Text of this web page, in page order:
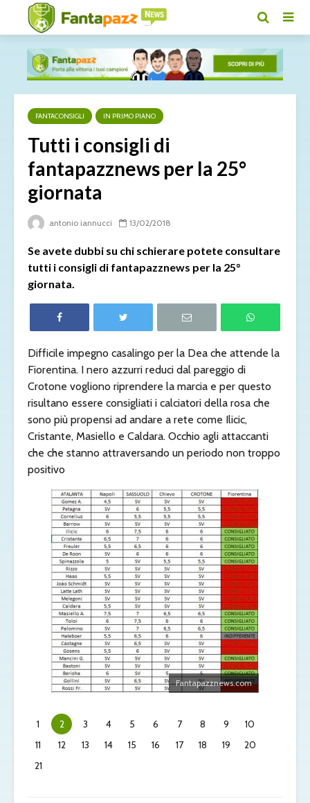
FANTACONSIGLI IN PRIMO PIANO
Tutti i consigli di
fantapazznews per la 25°
giornata
antonio iannucci 13/02/2018
Se avete dubbi su chi schierare potete consultare
tutti i consigli di fantapazznews per la 25°
giornata.
Difficile impegno casalingo per la Dea che attende la
Fiorentina. I nero azzurri reduci dal pareggio di
Crotone vogliono riprendere la marcia e per questo
risultano essere consigliati i calciatori della rosa che
sono più propensi ad andare a rete come Ilicic,
Cristante, Masiello e Caldara. Occhio agli attaccanti
che che stanno attraversando un periodo non troppo
positivo
Fantapazznews.com
1 2 3 4 5 6 7 8 9
10
11
12 13 14 15 16 17 18 19
20
21